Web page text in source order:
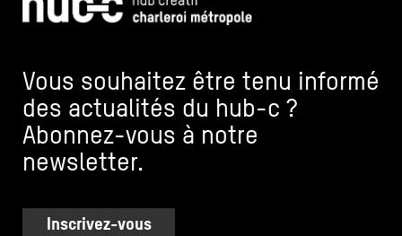
Vous souhaitez être tenu informé
des actualités du hub-c ?
Abonnez-vous à notre
newsletter.
Inscrivez-vous